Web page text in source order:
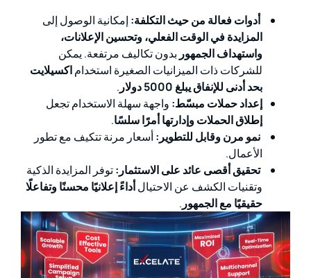
أدوات فعالة من حيث التكلفة: إمكانية الوصول إلى
المزايدة في الوقت الفعلي، وتحسين الإعلانات،
واستهداف الجمهور بدون تكاليف مرتفعة. يمكن
للشركات ذات الميزانيات الصغيرة استخداماكسيلايت
بحد أدنى للإنفاق يبلغ 5000 دولار
.
إعداد حملات مبسّط: واجهة سهلة الاستخدام تجعل
إطلاق الحملات وإدارتها أمرًا سلسًا.
نمو مرن وقابل للتطوير:أسعار مرنة تتكيف مع تطور
الأعمال.
تحقيق أقصى عائد على الاستثمار:توفر المزايدة الذكية
وتقنيات الكشف عن الاحتيالأداءً إعلانيًا محسنًا وتفاعلًا
حقيقيًا مع الجمهور .